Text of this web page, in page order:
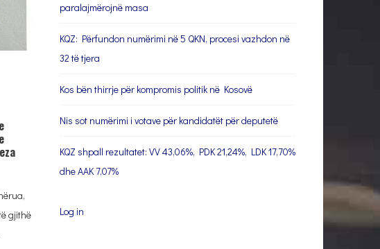
gjithë
paralajmërojnë masa
KQZ: Përfundon numërimi në 5 QKN, procesi vazhdon në
32 të tjera
Kos bën thirrje për kompromis politik në Kosovë
Nis sot numërimi i votave për kandidatët për deputetë
KQZ shpall rezultatet: VV 43,06%, PDK 21,24%, LDK 17,70%
dhe AAK 7,07%
Log in